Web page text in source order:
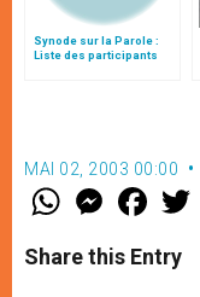
Synode sur la Parole :
Liste des participants
MAI 02, 2003 00:00
W
t
s
M
e
s
e
F
a
e
b
Share this Entry